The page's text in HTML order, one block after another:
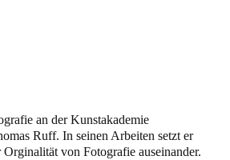
an der Kunstakademie
Ruff. In seinen Arbeiten setzt er
von Fotografie auseinander.